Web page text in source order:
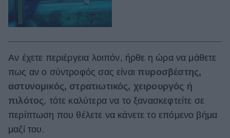
Αν έχετε περιέργεια λοιπόν, ήρθε η ώρα να μάθετε
πως αν ο σύντροφός σας είναιπυροσβέστης,
αστυνομικός, στρατιωτικός, χειρουργός ή
πιλότος, τότε καλύτερα να το ξανασκεφτείτε σε
περίπτωση που θέλετε να κάνετε το επόμενο βήμα
μαζί του.